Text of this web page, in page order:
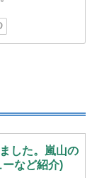
した。嵐山の
など紹介)